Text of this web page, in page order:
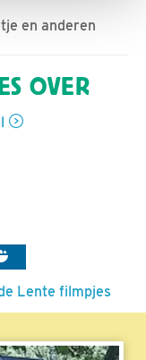
en anderen
OVER
Lente filmpjes